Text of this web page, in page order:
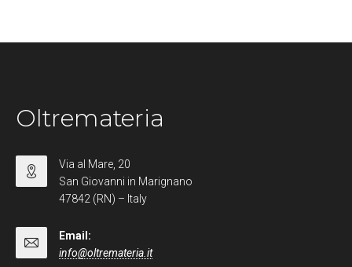
Oltremateria
Via al Mare, 20
San Giovanni in Marignano
47842 (RN) – Italy
Email:
info@oltremateria.it